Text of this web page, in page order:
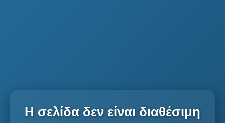
Η σελίδα δεν είναι διαθέσιμη